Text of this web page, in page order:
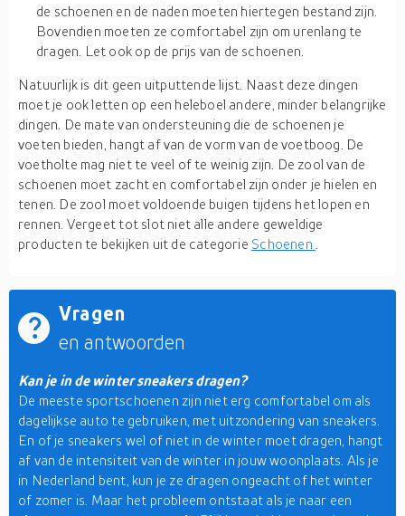
de schoenen en de naden moeten hiertegen bestand zijn.
Bovendien moeten ze comfortabel zijn om urenlang te
dragen. Let ook op de prijs van de schoenen.
Natuurlijk is dit geen uitputtende lijst. Naast deze dingen
moet je ook letten op een heleboel andere, minder belangrijke
dingen. De mate van ondersteuning die de schoenen je
voeten bieden, hangt af van de vorm van de voetboog. De
voetholte mag niet te veel of te weinig zijn. De zool van de
schoenen moet zacht en comfortabel zijn onder je hielen en
tenen. De zool moet voldoende buigen tijdens het lopen en
rennen. Vergeet tot slot niet alle andere geweldige
producten te bekijken uit de categorieSchoenen
Vragen
en antwoorden
Kan je in de winter sneakers dragen?
De meeste sportschoenen zijn niet erg comfortabel om als
dagelijkse auto te gebruiken, met uitzondering van sneakers.
En of je sneakers wel of niet in de winter moet dragen, hangt
af van de intensiteit van de winter in jouw woonplaats. Als je
in Nederland bent, kun je ze dragen ongeacht of het winter
of zomer is. Maar het probleem ontstaat als je naar een